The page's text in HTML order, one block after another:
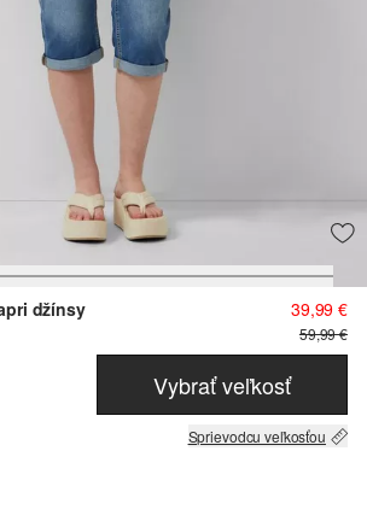
džínsy 39,99 €
59,99 €
Vybrať veľkosť
Sprievodcu veľkosťou